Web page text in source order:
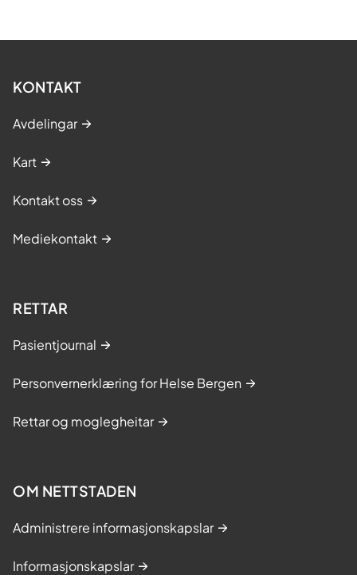
KONTAKT
Avdelingar
Kart
Kontakt oss
Mediekontakt
RETTAR
Pasientjournal
Personvernerklæring for Helse Bergen
Rettar og moglegheitar
OM NETTSTADEN
Administrere informasjonskapslar
Informasjonskapslar